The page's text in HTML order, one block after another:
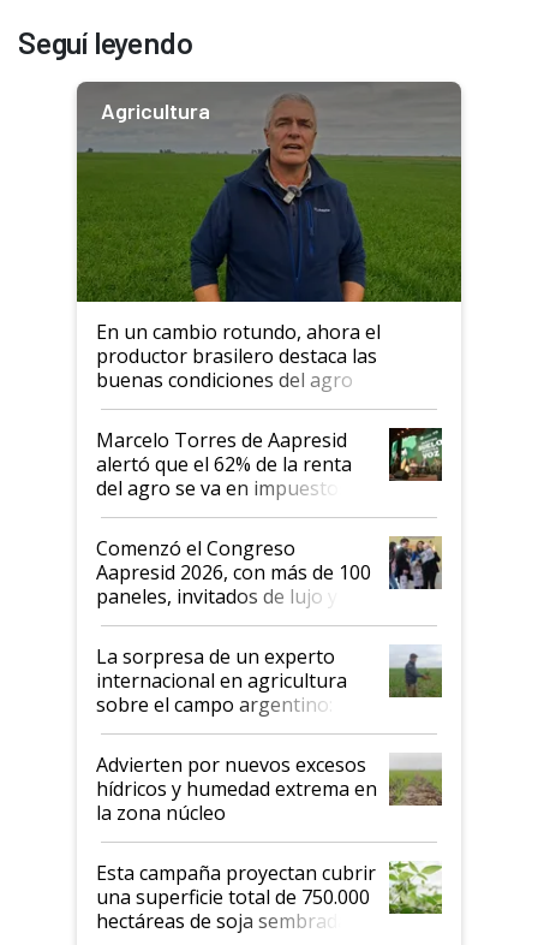
Seguí leyendo
Agricultura
En un cambio rotundo, ahora el
productor brasilero destaca las
buenas condiciones del agro
argentino para invertir: "Los veo
más motivados"
Marcelo Torres de Aapresid
alertó que el 62% de la renta
del agro se va en impuestos:
"No es bueno que en
Argentina se sigan discutiendo
las mismas cosas de hace 50
años"
Comenzó el Congreso
Aapresid 2026, con más de 100
paneles, invitados de lujo y
todas las tendencias
La sorpresa de un experto
internacional en agricultura
sobre el campo argentino:
"Estoy muy impresionado"
Advierten por nuevos excesos
hídricos y humedad extrema en
la zona núcleo
Esta campaña proyectan cubrir
una superficie total de 750.000
hectáreas de soja sembradas